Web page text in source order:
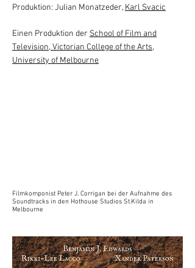
Produktion: Julian Monatzeder, Karl Svacic
Einen Produktion der School of Film and
Television, Victorian College of the Arts,
University of Melbourne
Filmkomponist Peter J. Corrigan bei der Aufnahme des
Soundtracks in den Hothouse Studios St.Kilda in
Melbourne